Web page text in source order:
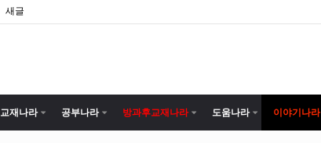
새글
교재나라 공부나라 방과후교재나라 도움나라 이야기나라